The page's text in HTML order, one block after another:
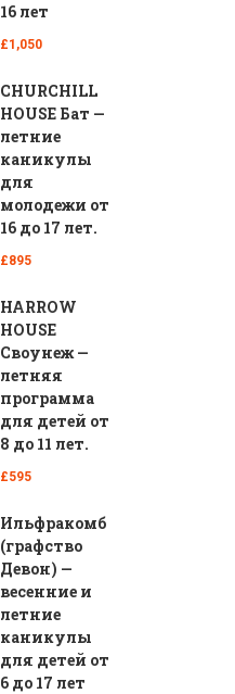
16 лет
£1,050
CHURCHILL
HOUSE Бат —
летние
каникулы
для
молодежи от
16 до 17 лет.
£895
HARROW
HOUSE
Своунеж —
летняя
программа
для детей от
8 до 11 лет.
£595
Ильфракомб
(графство
Девон) —
весенние и
летние
каникулы
для детей от
6 до 17 лет